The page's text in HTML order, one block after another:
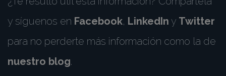
y síguenos en Facebook, LinkedIn y Twitter
para no perderte más información como la de
nuestro blog.